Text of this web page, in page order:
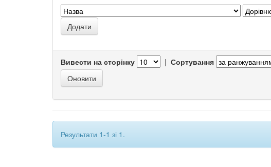
Вивести на сторінку | Сортування
Результати 1-1 зі 1.